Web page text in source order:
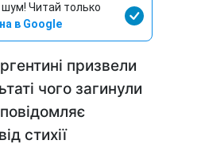
Читай только
в Google
призвели
чого загинули
стихії